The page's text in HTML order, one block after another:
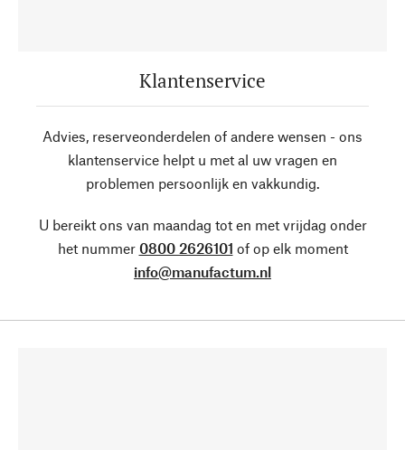
Klantenservice
Advies, reserveonderdelen of andere wensen - ons
klantenservice helpt u met al uw vragen en
problemen persoonlijk en vakkundig.
U bereikt ons van maandag tot en met vrijdag onder
het nummer 0800 2626101 of op elk moment
info@manufactum.nl